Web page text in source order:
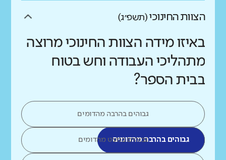
הצוות החינוכי(תשפ״ג)
באיזו מידה הצוות החינוכי מרוצה
מתהליכי העבודה וחש בטוח
בבית הספר?
גבוהים בהרבה מהדומים
גבוהים בהרבה מהדומיםגבוהים במעט מהדומים